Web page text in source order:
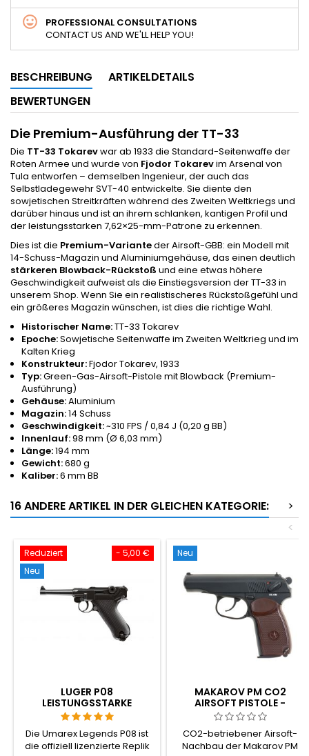
PROFESSIONAL CONSULTATIONS
CONTACT US AND WE'LL HELP YOU!
BESCHREIBUNG
ARTIKELDETAILS
BEWERTUNGEN
Die Premium-Ausführung der TT-33
Die TT-33 Tokarevwar ab 1933 die Standard-Seitenwaffe der
Roten Armee und wurde von Fjodor Tokarevim Arsenal von
Tula entworfen – demselben Ingenieur, der auch das
Selbstladegewehr SVT-40 entwickelte. Sie diente den
sowjetischen Streitkräften während des Zweiten Weltkriegs und
darüber hinaus und ist an ihrem schlanken, kantigen Profil und
der leistungsstarken 7,62×25-mm-Patrone zu erkennen.
Dies ist die Premium-Varianteder Airsoft-GBB: ein Modell mit
14-Schuss-Magazin und Aluminiumgehäuse, das einen deutlich
stärkeren Blowback-Rückstoß und eine etwas höhere
Geschwindigkeit aufweist als die Einstiegsversion der TT-33 in
unserem Shop. Wenn Sie ein realistischeres Rückstoßgefühl und
ein größeres Magazin wünschen, ist dies die richtige Wahl.
Historischer Name:TT-33 Tokarev
Epoche:Sowjetische Seitenwaffe im Zweiten Weltkrieg und im
Kalten Krieg
Konstrukteur:Fjodor Tokarev, 1933
Typ:Green-Gas-Airsoft-Pistole mit Blowback (Premium-
Ausführung)
Gehäuse:Aluminium
Magazin:14 Schuss
Geschwindigkeit:~310 FPS / 0,84 J (0,20 g BB)
Innenlauf:98 mm (Ø 6,03 mm)
Länge:194 mm
Gewicht:680 g
Kaliber:6 mm BB
16 ANDERE ARTIKEL IN DER GLEICHEN KATEGORIE:
>
<
- 5,00 €
Reduziert
Neu
LUGER P08
LEISTUNGSSTARKE
VOLLMETALL CO2 AIRSOFT
PISTOLE - UMAREX
LEGENDS
Die Umarex Legends P08 ist
die offiziell lizenzierte Replik
Neu
MAKAROV PM CO2
AIRSOFT PISTOLE -
IKONISCHE SOWJETISCHE
WAFFE AUS DEM KALTEN
KRIEG
CO2-betriebener Airsoft-
Nachbau der Makarov PM